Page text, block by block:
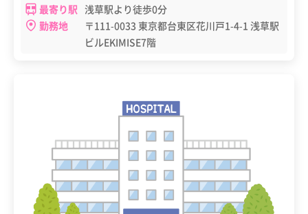
最寄り駅 浅草駅より徒歩0分
勤務地
〒111-0033 東京都台東区花川戸1-4-1 浅草駅
ビルEKIMISE7階